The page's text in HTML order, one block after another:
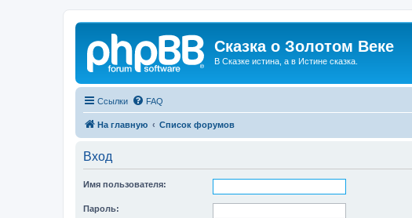
Сказка о Золотом Веке
В Сказке истина, а в Истине сказка.
Ссылки FAQ
На главную Список форумов
Вход
Имя пользователя:
Пароль: